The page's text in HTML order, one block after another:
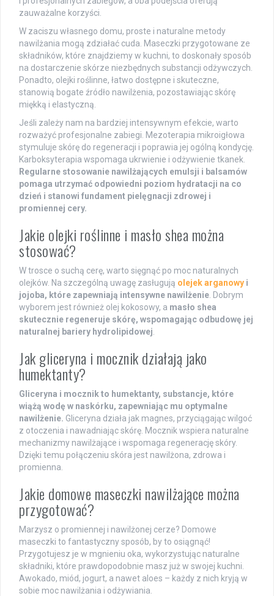
zauważalne korzyści.
W zaciszu własnego domu, proste i naturalne metody
nawilżania mogą zdziałać cuda. Maseczki przygotowane ze
składników, które znajdziemy w kuchni, to doskonały sposób
na dostarczenie skórze niezbędnych substancji odżywczych.
Ponadto, olejki roślinne, łatwo dostępne i skuteczne,
stanowią bogate źródło nawilżenia, pozostawiając skórę
miękką i elastyczną.
Jeśli zależy nam na bardziej intensywnym efekcie, warto
rozważyć profesjonalne zabiegi. Mezoterapia mikroigłowa
stymuluje skórę do regeneracji i poprawia jej ogólną kondycję.
Karboksyterapia wspomaga ukrwienie i odżywienie tkanek.
Regularne stosowanie nawilżających emulsji i balsamów
pomaga utrzymać odpowiedni poziom hydratacji na co
dzień i stanowi fundament pielęgnacji zdrowej i
promiennej cery.
Jakie olejki roślinne i masło shea można
stosować?
W trosce o suchą cerę, warto sięgnąć po moc naturalnych
olejków. Na szczególną uwagę zasługują olejek arganowy i
jojoba, które zapewniają intensywne nawilżenie . Dobrym
wyborem jest również olej kokosowy, a masło shea
skutecznie regeneruje skórę, wspomagając odbudowę jej
naturalnej bariery hydrolipidowej
Jak gliceryna i mocznik działają jako
humektanty?
Gliceryna i mocznik to humektanty, substancje, które
wiążą wodę w naskórku, zapewniając mu optymalne
nawilżenie. Gliceryna działa jak magnes, przyciągając wilgoć
z otoczenia i nawadniając skórę. Mocznik wspiera naturalne
mechanizmy nawilżające i wspomaga regenerację skóry.
Dzięki temu połączeniu skóra jest nawilżona, zdrowa i
promienna.
Jakie domowe maseczki nawilżające można
przygotować?
Marzysz o promiennej i nawilżonej cerze? Domowe
maseczki to fantastyczny sposób, by to osiągnąć!
Przygotujesz je w mgnieniu oka, wykorzystując naturalne
składniki, które prawdopodobnie masz już w swojej kuchni.
Awokado, miód, jogurt, a nawet aloes – każdy z nich kryją w
sobie moc nawilżania i odżywiania.